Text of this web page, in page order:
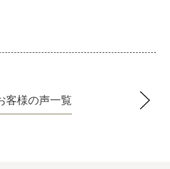
客様の声一覧